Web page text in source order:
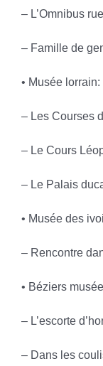
– L’Omnibus
– Famille de
• Musée lorrain:
– Les Courses
– Le Cours
– Le Palais
• Musée des
– Rencontre
• Béziers
– L’escorte
– Dans les